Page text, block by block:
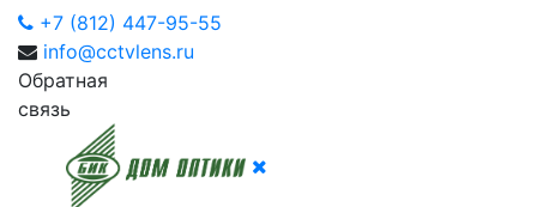
+7 (812) 447-95-55
info@cctvlens.ru
Обратная
связь